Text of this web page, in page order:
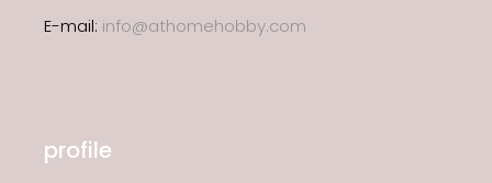
E-mail: info@athomehobby.com
profile